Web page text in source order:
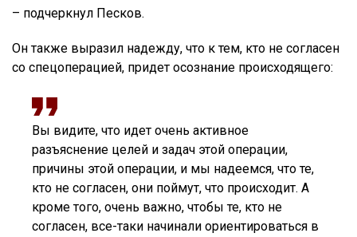
– подчеркнул Песков.
Он также выразил надежду, что к тем, кто не согласен
со спецоперацией, придет осознание происходящего:
Вы видите, что идет очень активное
разъяснение целей и задач этой операции,
причины этой операции, и мы надеемся, что те,
кто не согласен, они поймут, что происходит. А
кроме того, очень важно, чтобы те, кто не
согласен, все-таки начинали ориентироваться в